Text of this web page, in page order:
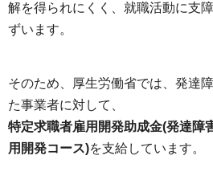
解を得られにくく、就職活動に支
ずいます。
そのため、厚生労働省では、発達
た事業者に対して、
特定求職者雇用開発助成金(発達障
用開発コース)を支給しています。